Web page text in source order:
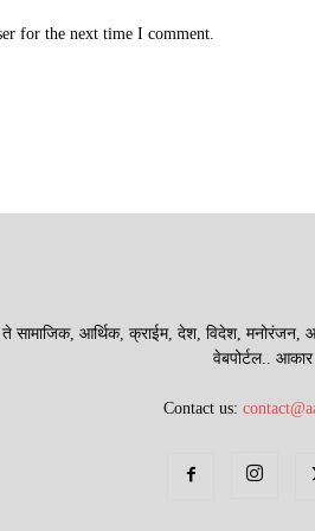
for the next time I comment.
आर्थिक, क्राईम, देश, विदेश, मनोरंजन,
वेबपोर्टल..
Contact us: